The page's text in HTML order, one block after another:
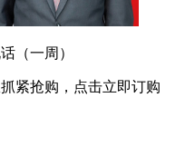
（一周）
紧抢购，点击立即订购